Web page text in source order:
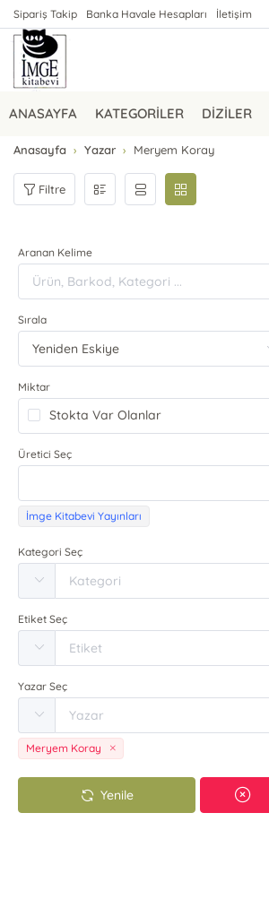
Sipariş Takip Banka Havale Hesapları İletişim
ANASAYFA KATEGORİLER DİZİLER
Anasayfa Yazar Meryem Koray
Filtre
Aranan Kelime
Sırala
Miktar
Stokta Var Olanlar
Üretici Seç
İmge Kitabevi Yayınları
Kategori Seç
Etiket Seç
Yazar Seç
Meryem Koray
Yenile